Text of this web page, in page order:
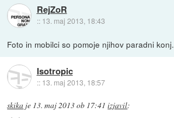
RejZoR
:: 13. maj 2013, 18:43
Foto in mobilci so pomoje njihov paradni konj.
Isotropic
:: 13. maj 2013, 18:57
skika je 13. maj 2013 ob 17:41 izjavil: